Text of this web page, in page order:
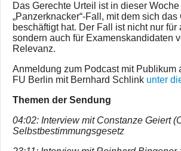
Das Gerechte Urteil ist in dieser Woche
„Panzerknacker“-Fall, mit dem sich das
beschäftigt hat. Der Fall ist nicht nur
sondern auch für Examenskandidaten
Relevanz.
Anmeldung zum Podcast mit Publikum
FU Berlin mit Bernhard Schlink unter
Themen der Sendung
04:02: Interview mit Constanze Geiert
Selbstbestimmungsgesetz